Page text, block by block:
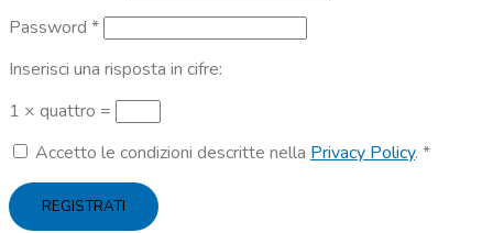
Password *Richiesto
Inserisci una risposta in cifre:
1 × quattro =
Accetto le condizioni descritte nella Privacy Policy. *
REGISTRATI